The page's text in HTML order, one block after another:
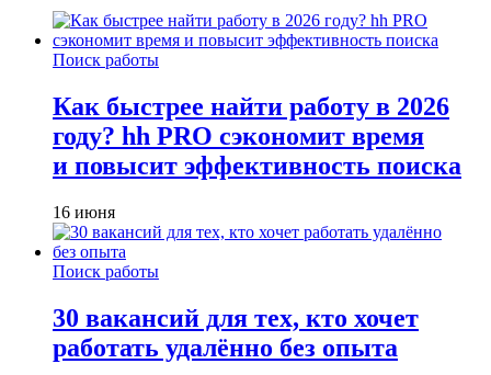
Поиск работы
Как быстрее найти работу в 2026
году? hh PRO сэкономит время
и повысит эффективность поиска
16 июня
Поиск работы
30 вакансий для тех, кто хочет
работать удалённо без опыта